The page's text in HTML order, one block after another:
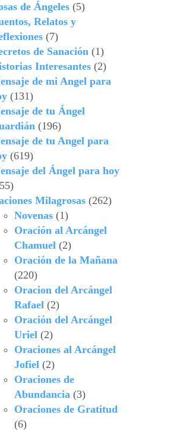
de Ángeles(5)
Relatos y
(7)
de Sanación(1)
Interesantes(2)
de mi Angel para
(131)
de tu Ángel
(196)
de tu Angel para
(619)
del Ángel para hoy
Milagrosas(262)
Novenas(1)
Oración al Arcángel
Chamuel(2)
Oración de la Mañana
(220)
Oracion del Arcángel
Rafael(2)
Oración del Arcángel
Uriel(2)
Oraciones al Arcángel
Jofiel(2)
Oraciones de
Abundancia(3)
Oraciones de Gratitud
(6)